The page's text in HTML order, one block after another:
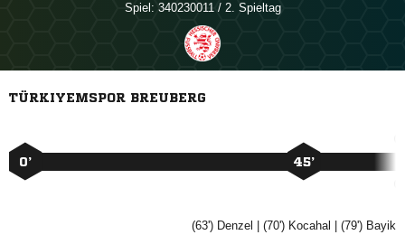
Spiel: 340230011 / 2. Spieltag
TÜRKIYEMSPOR BREUBERG
0’ 45’
(63')  | (70')  | (79') 